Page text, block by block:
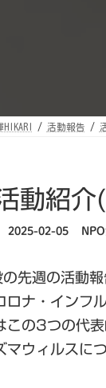
活動報告
活動
最
新
日
時
:
2025-02-05
先週の活動報
ロナ・インフ
この3つの代
マウィルスに